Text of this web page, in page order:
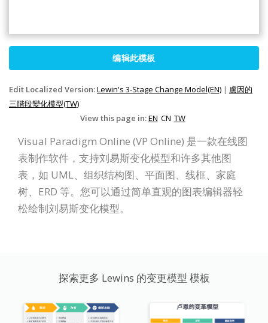
编辑此模板
Edit Localized Version:Lewin's 3-Stage Change Model(EN) | 盧因的
三階段變化模型(TW)
View this page in:EN CN TW
Visual Paradigm Online (VP Online) 是一款在线图
表制作软件，支持刘易斯变化模型和许多其他图
表，如 UML、组织结构图、平面图、线框、家庭
树、ERD 等。您可以通过简单直观的图表编辑器轻
松绘制刘易斯变化模型。
探索更多 Lewins 的变更模型 模板